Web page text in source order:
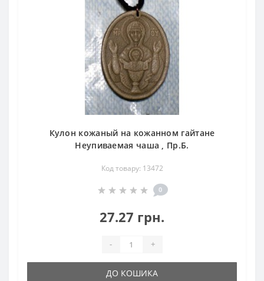
Кулон кожаный на кожанном гайтане
Неупиваемая чаша , Пр.Б.
Код товару: 13472
0
27.27 грн.
- +
ДО КОШИКА